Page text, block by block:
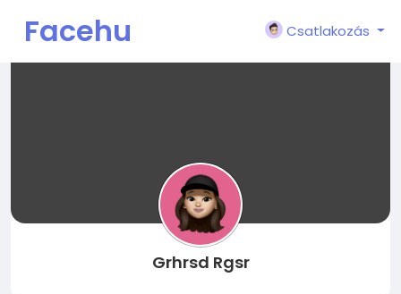
Facehu
Csatlakozás
Grhrsd Rgsr